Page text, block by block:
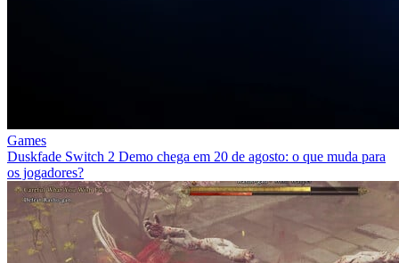
Games
Duskfade Switch 2 Demo chega em 20 de agosto: o que muda para
os jogadores?